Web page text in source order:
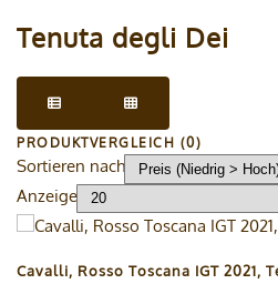
Tenuta degli Dei
PRODUKTVERGLEICH (0)
Sortieren nach
Anzeige
Cavalli, Rosso Toscana IGT 2021,